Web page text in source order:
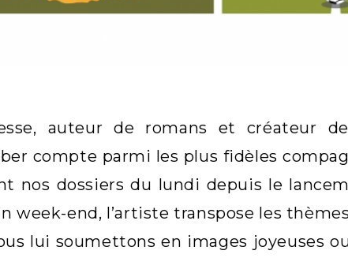
auteur de romans et créateur
compte parmi les plus fidèles
nos dossiers du lundi depuis le
week-end, l’artiste transpose les
lui soumettons en images joyeuses